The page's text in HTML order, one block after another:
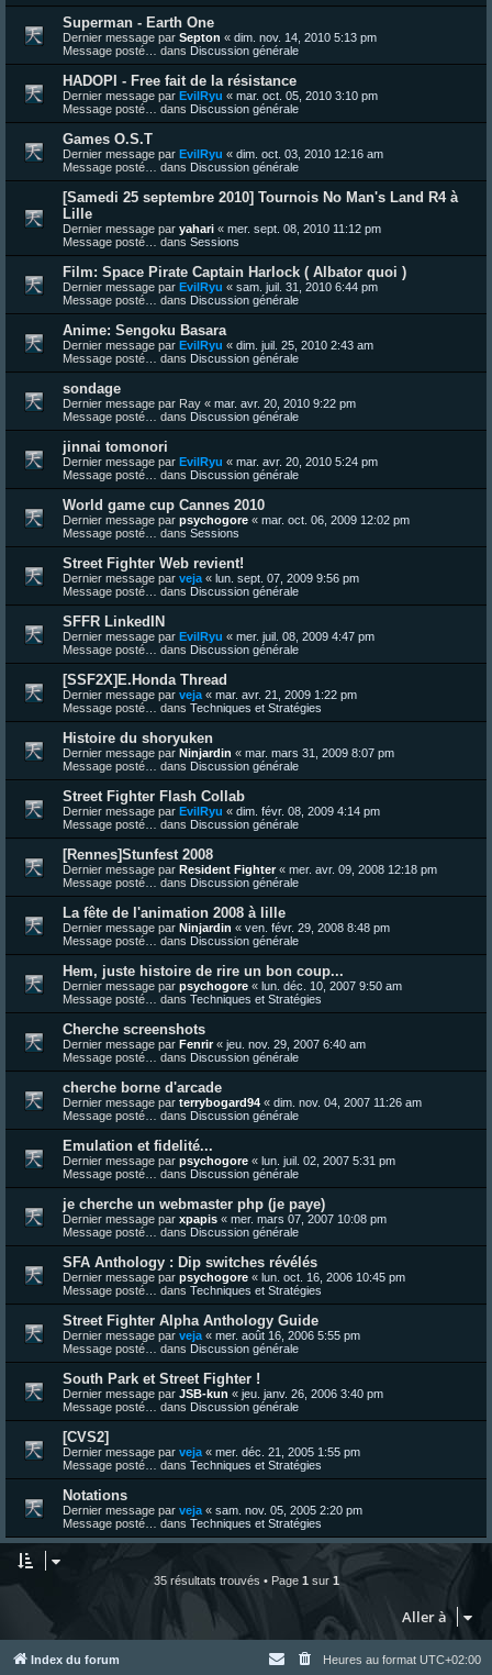
Superman - Earth One
Dernier message par Septon « dim. nov. 14, 2010 5:13 pm
Message posté… dans Discussion générale
HADOPI - Free fait de la résistance
Dernier message par EvilRyu « mar. oct. 05, 2010 3:10 pm
Message posté… dans Discussion générale
Games O.S.T
Dernier message par EvilRyu « dim. oct. 03, 2010 12:16 am
Message posté… dans Discussion générale
[Samedi 25 septembre 2010] Tournois No Man's Land R4 à
Lille
Dernier message par yahari « mer. sept. 08, 2010 11:12 pm
Message posté… dans Sessions
Film: Space Pirate Captain Harlock ( Albator quoi )
Dernier message par EvilRyu « sam. juil. 31, 2010 6:44 pm
Message posté… dans Discussion générale
Anime: Sengoku Basara
Dernier message par EvilRyu « dim. juil. 25, 2010 2:43 am
Message posté… dans Discussion générale
sondage
Dernier message par Ray « mar. avr. 20, 2010 9:22 pm
Message posté… dans Discussion générale
jinnai tomonori
Dernier message par EvilRyu « mar. avr. 20, 2010 5:24 pm
Message posté… dans Discussion générale
World game cup Cannes 2010
Dernier message par psychogore « mar. oct. 06, 2009 12:02 pm
Message posté… dans Sessions
Street Fighter Web revient!
Dernier message par veja « lun. sept. 07, 2009 9:56 pm
Message posté… dans Discussion générale
SFFR LinkedIN
Dernier message par EvilRyu « mer. juil. 08, 2009 4:47 pm
Message posté… dans Discussion générale
[SSF2X]E.Honda Thread
Dernier message par veja « mar. avr. 21, 2009 1:22 pm
Message posté… dans Techniques et Stratégies
Histoire du shoryuken
Dernier message par Ninjardin « mar. mars 31, 2009 8:07 pm
Message posté… dans Discussion générale
Street Fighter Flash Collab
Dernier message par EvilRyu « dim. févr. 08, 2009 4:14 pm
Message posté… dans Discussion générale
[Rennes]Stunfest 2008
Dernier message par Resident Fighter« mer. avr. 09, 2008 12:18 pm
Message posté… dans Discussion générale
La fête de l'animation 2008 à lille
Dernier message par Ninjardin « ven. févr. 29, 2008 8:48 pm
Message posté… dans Discussion générale
Hem, juste histoire de rire un bon coup...
Dernier message par psychogore « lun. déc. 10, 2007 9:50 am
Message posté… dans Techniques et Stratégies
Cherche screenshots
Dernier message par Fenrir« jeu. nov. 29, 2007 6:40 am
Message posté… dans Discussion générale
cherche borne d'arcade
Dernier message par terrybogard94 « dim. nov. 04, 2007 11:26 am
Message posté… dans Discussion générale
Emulation et fidelité...
Dernier message par psychogore « lun. juil. 02, 2007 5:31 pm
Message posté… dans Discussion générale
je cherche un webmaster php (je paye)
Dernier message par xpapis « mer. mars 07, 2007 10:08 pm
Message posté… dans Discussion générale
SFA Anthology : Dip switches révélés
Dernier message par psychogore « lun. oct. 16, 2006 10:45 pm
Message posté… dans Techniques et Stratégies
Street Fighter Alpha Anthology Guide
Dernier message par veja « mer. août 16, 2006 5:55 pm
Message posté… dans Discussion générale
South Park et Street Fighter !
Dernier message par JSB-kun « jeu. janv. 26, 2006 3:40 pm
Message posté… dans Discussion générale
[CVS2]
Dernier message par veja « mer. déc. 21, 2005 1:55 pm
Message posté… dans Techniques et Stratégies
Notations
Dernier message par veja « sam. nov. 05, 2005 2:20 pm
Message posté… dans Techniques et Stratégies
35 résultats trouvés • Page 1 sur 1
Aller à
Index du forum Heures au format UTC+02:00